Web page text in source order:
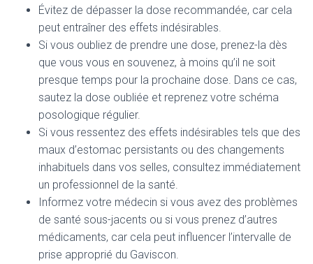
Évitez de dépasser la dose recommandée, car cela
peut entraîner des effets indésirables.
Si vous oubliez de prendre une dose, prenez-la dès
que vous vous en souvenez, à moins qu’il ne soit
presque temps pour la prochaine dose. Dans ce cas,
sautez la dose oubliée et reprenez votre schéma
posologique régulier.
Si vous ressentez des effets indésirables tels que des
maux d’estomac persistants ou des changements
inhabituels dans vos selles, consultez immédiatement
un professionnel de la santé.
Informez votre médecin si vous avez des problèmes
de santé sous-jacents ou si vous prenez d’autres
médicaments, car cela peut influencer l’intervalle de
prise approprié du Gaviscon.